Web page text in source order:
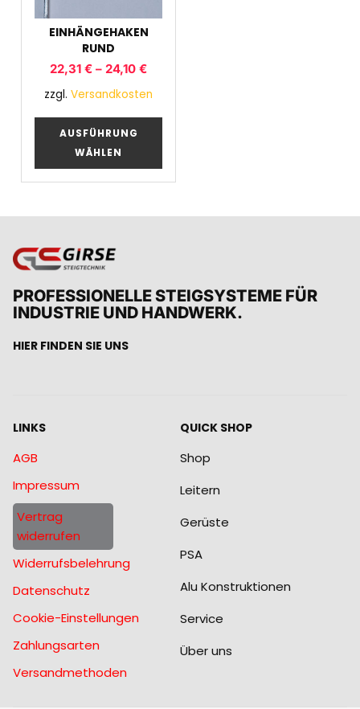
EINHÄNGEHAKEN
RUND
22,31 € – 24,10 €
zzgl. Versandkosten
AUSFÜHRUNG
WÄHLEN
PROFESSIONELLE STEIGSYSTEME FÜR
INDUSTRIE UND HANDWERK.
HIER FINDEN SIE UNS
LINKS
AGB
Impressum
Vertrag
widerrufen
Widerrufsbelehrung
Datenschutz
Cookie-Einstellungen
Zahlungsarten
Versandmethoden
QUICK SHOP
Shop
Leitern
Gerüste
PSA
Alu Konstruktionen
Service
Über uns